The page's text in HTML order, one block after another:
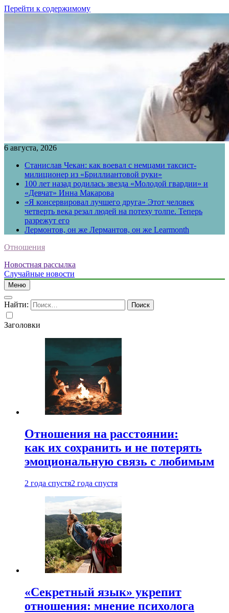
Перейти к содержимому
6 августа, 2026
Станислав Чекан: как воевал с немцами таксист-
милиционер из «Бриллиантовой руки»
100 лет назад родилась звезда «Молодой гвардии» и
«Девчат» Инна Макарова
«Я консервировал лучшего друга» Этот человек
четверть века резал людей на потеху толпе. Теперь
разрежут его
Лермонтов, он же Лермантов, он же Learmonth
Отношения
Новостная рассылка
Случайные новости
Меню
Найти:
Заголовки
Отношения на расстоянии:
как их сохранить и не потерять
эмоциональную связь с любимым
2 года спустя2 года спустя
«Секретный язык» укрепит
отношения: мнение психолога